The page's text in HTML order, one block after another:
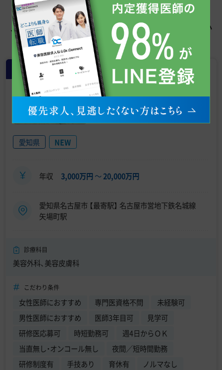
この求人を見た人はこちらも見てい
ます
常勤
【名古屋・栄／年収 3,000万～】美容
外科・常勤医師募集／充実の研修制
度／未経験・転科歓迎／年収アップ
《TCB東京中央美容外科 名古屋栄
院》
愛知県 NEW
年収 3,000万円 〜20,000万円
愛知県名古屋市 【最寄駅】 名古屋市営地下鉄名城線
矢場町駅
診療科目
美容外科、美容皮膚科
こだわり条件
女性医師におすすめ 専門医資格不問
未経験可
男性医師におすすめ
医師3年目可
見学可
研修医応募可
時短勤務可
週4日からＯＫ
当直無し・オンコール無し
夜間／短時間勤務
研修制度有
手技あり 育休有
ノルマなし